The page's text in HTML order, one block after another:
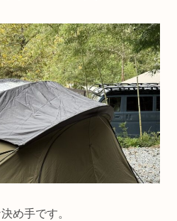
め手です。